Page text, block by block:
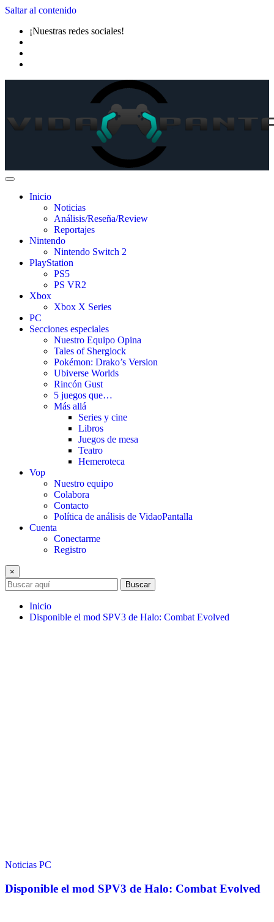
Saltar al contenido
¡Nuestras redes sociales!
Inicio
Noticias
Análisis/Reseña/Review
Reportajes
Nintendo
Nintendo Switch 2
PlayStation
PS5
PS VR2
Xbox
Xbox X Series
PC
Secciones especiales
Nuestro Equipo Opina
Tales of Shergiock
Pokémon: Drako’s Version
Ubiverse Worlds
Rincón Gust
5 juegos que…
Más allá
Series y cine
Libros
Juegos de mesa
Teatro
Hemeroteca
Vop
Nuestro equipo
Colabora
Contacto
Política de análisis de VidaoPantalla
Cuenta
Conectarme
Registro
×
Buscar
Inicio
Disponible el mod SPV3 de Halo: Combat Evolved
Noticias PC
Disponible el mod SPV3 de Halo: Combat Evolved